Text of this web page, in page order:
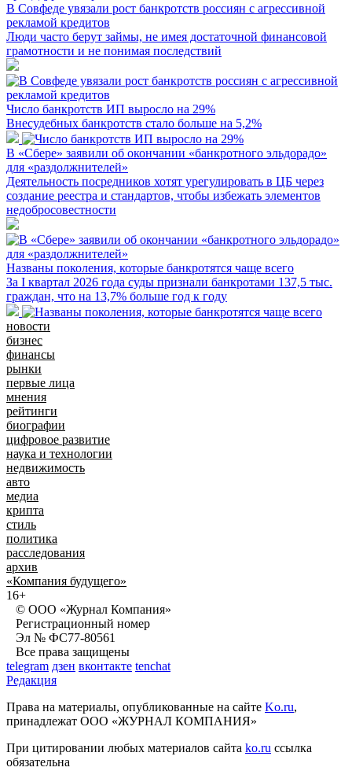
В Совфеде увязали рост банкротств россиян с агрессивной
рекламой кредитов
Люди часто берут займы, не имея достаточной финансовой
грамотности и не понимая последствий
Число банкротств ИП выросло на 29%
Внесудебных банкротств стало больше на 5,2%
В «Сбере» заявили об окончании «банкротного эльдорадо»
для «раздолжнителей»
Деятельность посредников хотят урегулировать в ЦБ через
создание реестра и стандартов, чтобы избежать элементов
недобросовестности
Названы поколения, которые банкротятся чаще всего
За I квартал 2026 года суды признали банкротами 137,5 тыс.
граждан, что на 13,7% больше год к году
новости
бизнес
финансы
рынки
первые лица
мнения
рейтинги
биографии
цифровое развитие
наука и технологии
недвижимость
авто
медиа
крипта
стиль
политика
расследования
архив
«Компания будущего»
16+
© ООО «Журнал Компания»
Регистрационный номер
Эл № ФС77-80561
Все права защищены
telegram дзен вконтакте tenchat
Редакция
Права на материалы, опубликованные на сайте Ko.ru,
принадлежат ООО «ЖУРНАЛ КОМПАНИЯ»
При цитировании любых материалов сайта ko.ru ссылка
обязательна